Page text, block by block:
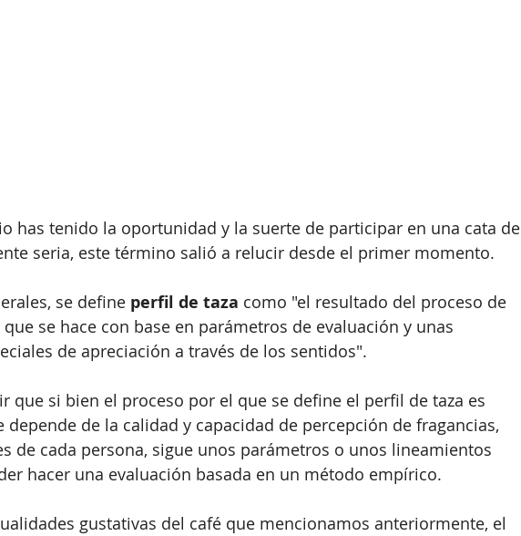
has tenido la oportunidad y la suerte de participar en una cata de
seria, este término salió a relucir desde el primer momento.
se define perfil de taza como "el resultado del proceso de
se hace con base en parámetros de evaluación y unas
de apreciación a través de los sentidos".
que si bien el proceso por el que se define el perfil de taza es
depende de la calidad y capacidad de percepción de fragancias,
de cada persona, sigue unos parámetros o unos lineamientos
hacer una evaluación basada en un método empírico.
gustativas del café que mencionamos anteriormente, el